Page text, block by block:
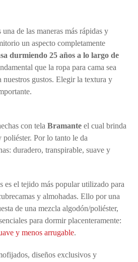
de las maneras más rápidas y
un aspecto completamente
durmiendo 25 años a lo largo de
que la ropa para cama sea
nuestros gustos. Elegir la textura y
con tela Bramante el cual brinda
Por lo tanto le da
duradero, transpirable, suave y
es el tejido más popular utilizado para
y almohadas. Ello por una
de una mezcla algodón/poliéster,
para dormir placenteramente:
y menos arrugable.
diseños exclusivos y